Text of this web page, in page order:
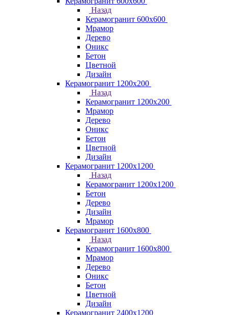
Назад
Керамогранит 600х600
Мрамор
Дерево
Оникс
Бетон
Цветной
Дизайн
Керамогранит 1200x200
Назад
Керамогранит 1200x200
Мрамор
Дерево
Оникс
Бетон
Цветной
Дизайн
Керамогранит 1200x1200
Назад
Керамогранит 1200x1200
Бетон
Дерево
Дизайн
Мрамор
Керамогранит 1600х800
Назад
Керамогранит 1600х800
Мрамор
Дерево
Оникс
Бетон
Цветной
Дизайн
Керамогранит 2400х1200